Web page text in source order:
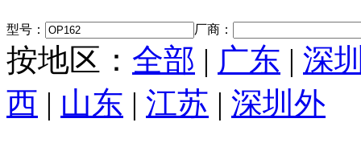
型号： 厂商：
按地区： 全部 | 广东 | 深
西 | 山东 | 江苏 | 深圳外